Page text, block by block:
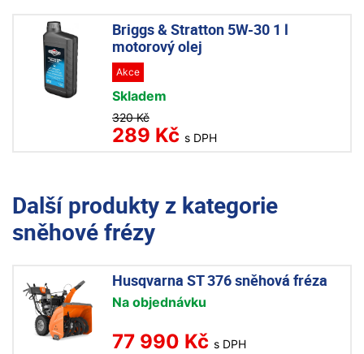
Briggs & Stratton 5W-30 1 l
motorový olej
Akce
Skladem
320 Kč
289 Kč s DPH
Další produkty z kategorie
sněhové frézy
Husqvarna ST 376 sněhová fréza
Na objednávku
77 990 Kč s DPH